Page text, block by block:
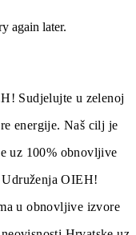
again later.
Sudjelujte u zelenoj
energije. Naš cilj je
uz 100% obnovljive
Udruženja OIEH!
u obnovljive izvore